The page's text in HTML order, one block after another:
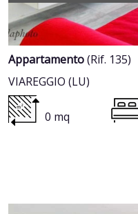
Appartamento(Rif. 135)
VIAREGGIO (LU)
0 mq